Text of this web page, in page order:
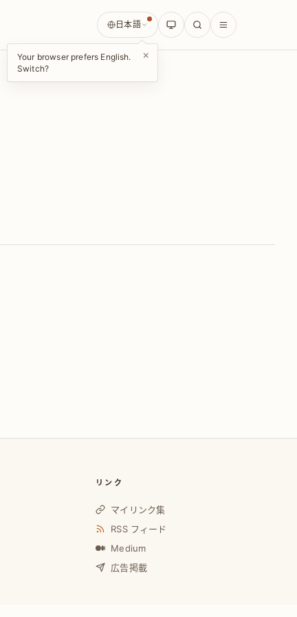
日本語
Your browser prefers English.
Switch?
×
リンク
マイリンク集
RSS フィード
Medium
広告掲載